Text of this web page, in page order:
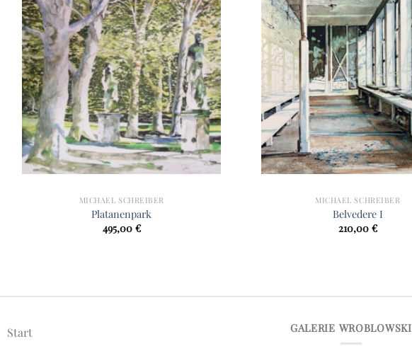
MICHAEL SCHREIBER
Platanenpark
495,00 €
MICHAEL SCHREIBER
Belvedere I
210,00 €
Start GALERIE WROBLOWSKI